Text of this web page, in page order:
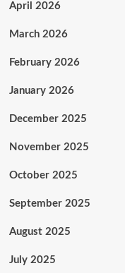
April 2026
March 2026
February 2026
January 2026
December 2025
November 2025
October 2025
September 2025
August 2025
July 2025